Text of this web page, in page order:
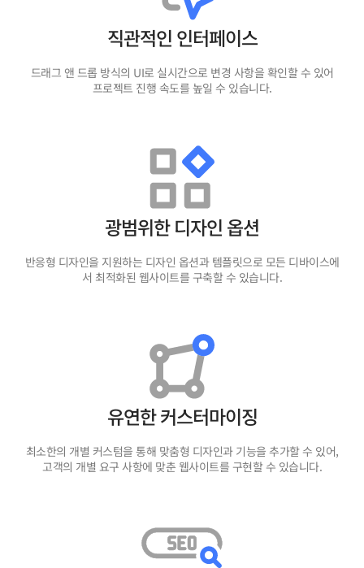
직관적인 인터페이스
드래그 앤 드롭 방식의 UI로 실시간으로 변경 사항을 확인할 수 있어
프로젝트 진행 속도를 높일 수 있습니다.
광범위한 디자인 옵션
반응형 디자인을 지원하는 디자인 옵션과 템플릿으로 모든 디바이스에
서 최적화된 웹사이트를 구축할 수 있습니다.
유연한 커스터마이징
최소한의 개별 커스텀을 통해 맞춤형 디자인과 기능을 추가할 수 있어,
고객의 개별 요구 사항에 맞춘 웹사이트를 구현할 수 있습니다.